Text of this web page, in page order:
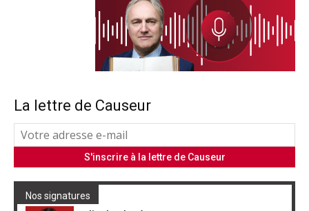
La lettre de Causeur
Nos signatures